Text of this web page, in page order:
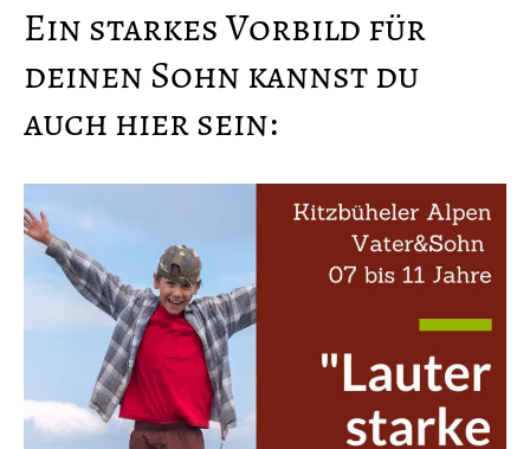
Ein starkes Vorbild für
deinen Sohn kannst du
auch hier sein: